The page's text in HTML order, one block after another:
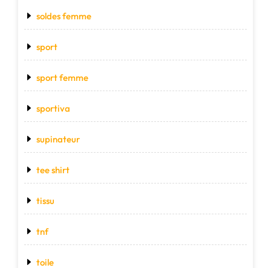
soldes femme
sport
sport femme
sportiva
supinateur
tee shirt
tissu
tnf
toile